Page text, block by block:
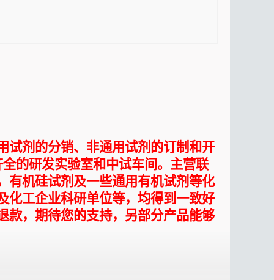
试剂的分销、非通用试剂的订制和开
的研发实验室和中试车间。主营联
有机硅试剂及一些通用有机试剂等化
化工企业科研单位等，均得到一致好
款，期待您的支持，另部分产品能够